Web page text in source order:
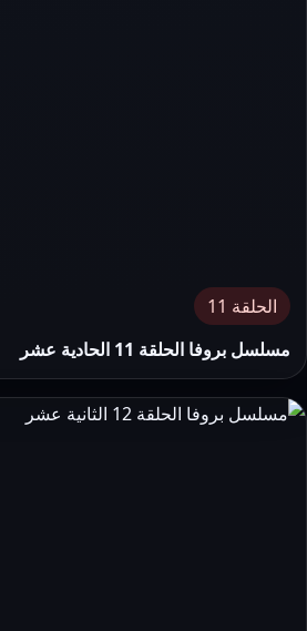
الحلقة 11
مسلسل بروفا الحلقة 11 الحادية عشر